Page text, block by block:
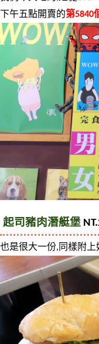
下午五點開賣的第5840
起司豬肉潛艇堡
也是很大一份,同樣附上